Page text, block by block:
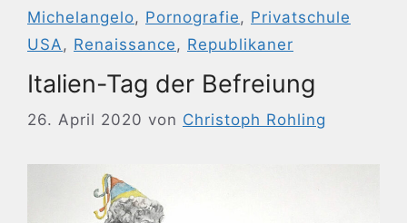
Michelangelo, Pornografie , Privatschule
USA , Renaissance , Republikaner
Italien-Tag der Befreiung
26. April 2020 von Christoph Rohling